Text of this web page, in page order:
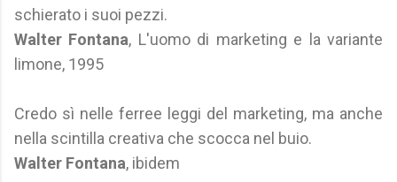
schierato i suoi pezzi.
Walter Fontana, L'uomo di marketing e la variante
limone, 1995
Credo sì nelle ferree leggi del marketing, ma anche
nella scintilla creativa che scocca nel buio.
Walter Fontana, ibidem